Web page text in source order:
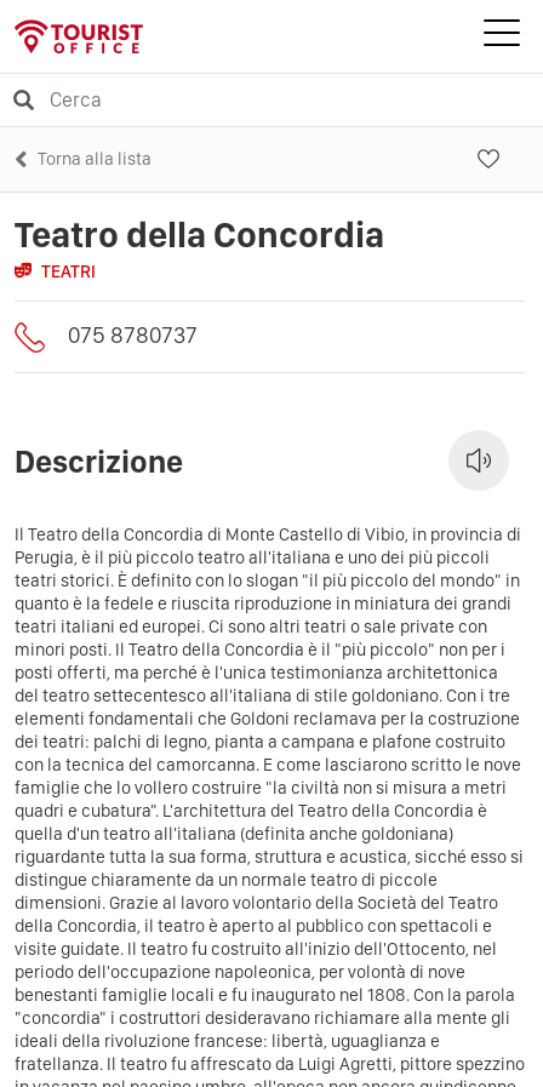
Torna alla lista
Teatro della Concordia
TEATRI
075 8780737
Descrizione
Il Teatro della Concordia di Monte Castello di Vibio, in provincia di
Perugia, è il più piccolo teatro all'italiana e uno dei più piccoli
teatri storici. È definito con lo slogan "il più piccolo del mondo" in
quanto è la fedele e riuscita riproduzione in miniatura dei grandi
teatri italiani ed europei. Ci sono altri teatri o sale private con
minori posti. Il Teatro della Concordia è il "più piccolo" non per i
posti offerti, ma perché è l'unica testimonianza architettonica
del teatro settecentesco all'italiana di stile goldoniano. Con i tre
elementi fondamentali che Goldoni reclamava per la costruzione
dei teatri: palchi di legno, pianta a campana e plafone costruito
con la tecnica del camorcanna. E come lasciarono scritto le nove
famiglie che lo vollero costruire "la civiltà non si misura a metri
quadri e cubatura". L'architettura del Teatro della Concordia è
quella d'un teatro all'italiana (definita anche goldoniana)
riguardante tutta la sua forma, struttura e acustica, sicché esso si
distingue chiaramente da un normale teatro di piccole
dimensioni. Grazie al lavoro volontario della Società del Teatro
della Concordia, il teatro è aperto al pubblico con spettacoli e
visite guidate. Il teatro fu costruito all'inizio dell'Ottocento, nel
periodo dell'occupazione napoleonica, per volontà di nove
benestanti famiglie locali e fu inaugurato nel 1808. Con la parola
"concordia" i costruttori desideravano richiamare alla mente gli
ideali della rivoluzione francese: libertà, uguaglianza e
fratellanza. Il teatro fu affrescato da Luigi Agretti, pittore spezzino